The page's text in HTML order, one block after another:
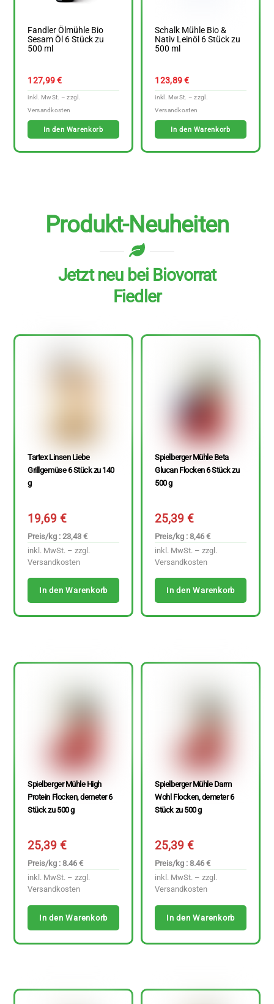
Fandler Ölmühle Bio
Sesam Öl 6 Stück zu
500 ml
127,99€
In den Warenkorb
Schalk Mühle Bio &
Nativ Leinöl 6 Stück zu
500 ml
123,89€
In den Warenkorb
Produkt-Neuheiten
Jetzt neu bei Biovorrat
Fiedler
Tartex Linsen Liebe
Grillgemüse 6 Stück zu 140
g
19,69€
Preis/kg : 23,43 €
inkl. MwSt. – zzgl.
Versandkosten
In den Warenkorb
Spielberger Mühle Beta
Glucan Flocken 6 Stück zu
500 g
25,39€
Preis/kg : 8,46 €
inkl. MwSt. – zzgl.
Versandkosten
In den Warenkorb
Spielberger Mühle High
Protein Flocken, demeter 6
Stück zu 500 g
25,39€
Preis/kg : 8.46 €
inkl. MwSt. – zzgl.
Versandkosten
In den Warenkorb
Spielberger Mühle Darm
Wohl Flocken, demeter 6
Stück zu 500 g
25,39€
Preis/kg : 8.46 €
inkl. MwSt. – zzgl.
Versandkosten
In den Warenkorb